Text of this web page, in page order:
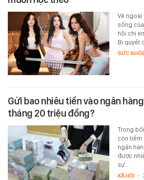
Vẻ ngoài
sống
hội chị
Bí quyết
SỨC
Gửi bao nhiêu tiền vào ngân
tháng 20 triệu đồng?
Trong
còn tiềm
ngân
được
sự…
XÃ HỘI -